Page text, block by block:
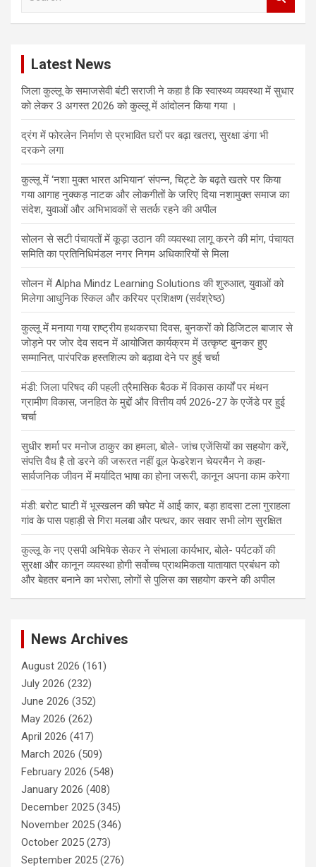
Latest News
जिला कुल्लू के समाजसेवी बंटी सराजी ने कहा है कि स्वास्थ्य व्यवस्था में सुधार
को लेकर 3 अगस्त 2026 को कुल्लू में आंदोलन किया गया ।
द्रंग में फोरलेन निर्माण से प्रभावित घरों पर बढ़ा खतरा, सुरक्षा डंगा भी
दरकने लगा
कुल्लू में ‘नशा मुक्त भारत अभियान’ संपन्न, चिट्टे के बढ़ते खतरे पर किया
गया आगाह नुक्कड़ नाटक और लोकगीतों के जरिए दिया नशामुक्त समाज का
संदेश, युवाओं और अभिभावकों से सतर्क रहने की अपील
सोलन से सटी पंचायतों में कूड़ा उठान की व्यवस्था लागू करने की मांग, पंचायत
समिति का प्रतिनिधिमंडल नगर निगम अधिकारियों से मिला
सोलन में Alpha Mindz Learning Solutions की शुरुआत, युवाओं को
मिलेगा आधुनिक स्किल और करियर प्रशिक्षण (सर्वश्रेष्ठ)
कुल्लू में मनाया गया राष्ट्रीय हथकरघा दिवस, बुनकरों को डिजिटल बाजार से
जोड़ने पर जोर देव सदन में आयोजित कार्यक्रम में उत्कृष्ट बुनकर हुए
सम्मानित, पारंपरिक हस्तशिल्प को बढ़ावा देने पर हुई चर्चा
मंडी: जिला परिषद की पहली त्रैमासिक बैठक में विकास कार्यों पर मंथन
ग्रामीण विकास, जनहित के मुद्दों और वित्तीय वर्ष 2026-27 के एजेंडे पर हुई
चर्चा
सुधीर शर्मा पर मनोज ठाकुर का हमला, बोले- जांच एजेंसियों का सहयोग करें,
संपत्ति वैध है तो डरने की जरूरत नहीं वूल फेडरेशन चेयरमैन ने कहा-
सार्वजनिक जीवन में मर्यादित भाषा का होना जरूरी, कानून अपना काम करेगा
मंडी: बरोट घाटी में भूस्खलन की चपेट में आई कार, बड़ा हादसा टला गुराहला
गांव के पास पहाड़ी से गिरा मलबा और पत्थर, कार सवार सभी लोग सुरक्षित
कुल्लू के नए एसपी अभिषेक सेकर ने संभाला कार्यभार, बोले- पर्यटकों की
सुरक्षा और कानून व्यवस्था होगी सर्वोच्च प्राथमिकता यातायात प्रबंधन को
और बेहतर बनाने का भरोसा, लोगों से पुलिस का सहयोग करने की अपील
News Archives
August 2026 (161)
July 2026 (232)
June 2026 (352)
May 2026 (262)
April 2026 (417)
March 2026 (509)
February 2026 (548)
January 2026 (408)
December 2025 (345)
November 2025 (346)
October 2025 (273)
September 2025 (276)